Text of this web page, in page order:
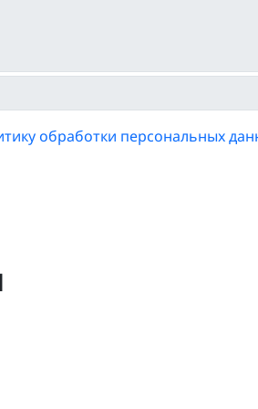
обработки персональных